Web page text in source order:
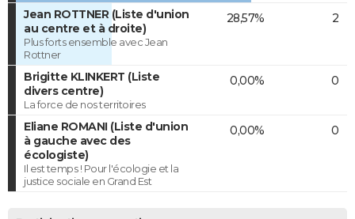
Jean ROTTNER (Liste d'union
au centre et à droite)
Plus forts ensemble avec Jean
Rottner
28,57% 2
Brigitte KLINKERT (Liste
divers centre)
La force de nos territoires
0,00% 0
Eliane ROMANI (Liste d'union
à gauche avec des
écologiste)
Il est temps ! Pour l'écologie et la
justice sociale en Grand Est
0,00% 0